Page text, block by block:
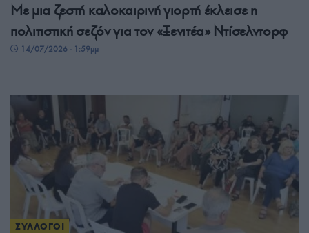
Με μια ζεστή καλοκαιρινή γιορτή έκλεισε η
πολιτιστική σεζόν για τον «Ξενιτέα» Ντίσελντορφ
14/07/2026 - 1:59μμ
ΣΥΛΛΟΓΟΙ